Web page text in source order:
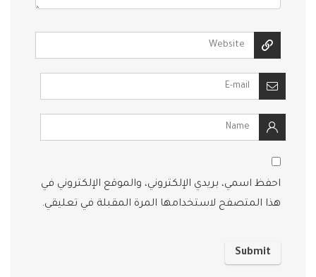
احفظ اسمي، بريدي الإلكتروني، والموقع الإلكتروني في
هذا المتصفح لاستخدامها المرة المقبلة في تعليقي.